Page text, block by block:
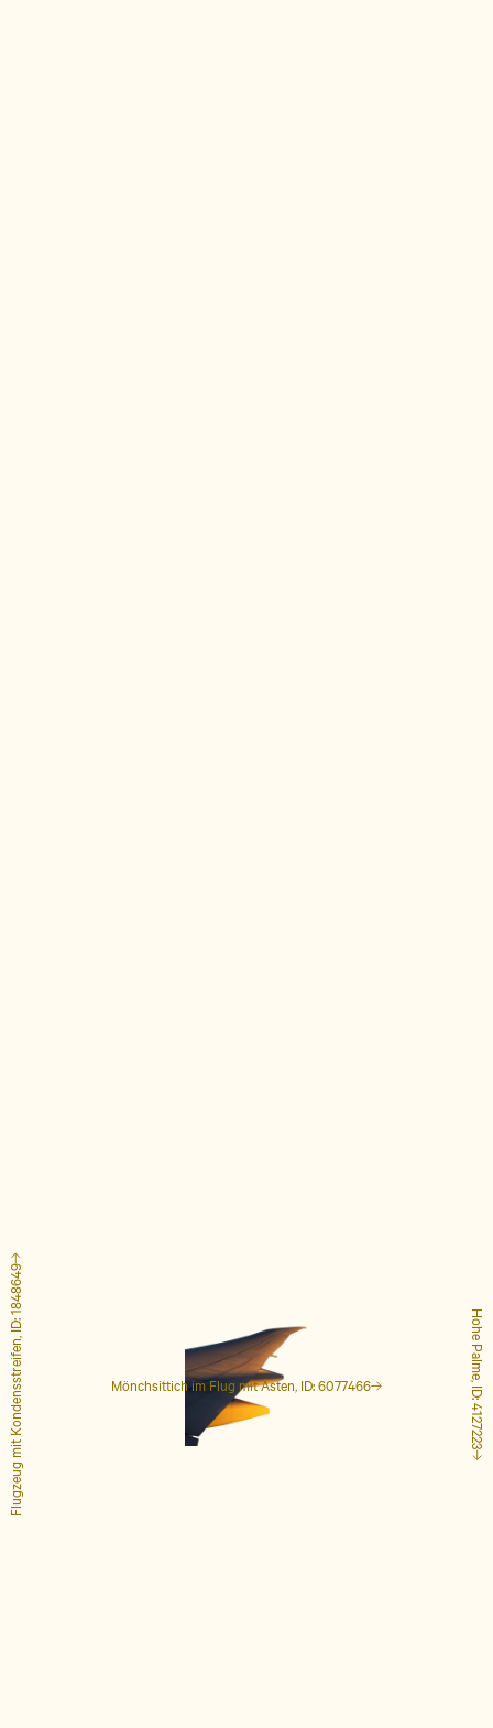
Mönchsittich im Flug mit Ästen, ID: 6077466 Hohe Palme, ID: 4127223
Flugzeug mit Kondensstreifen, ID: 1848649